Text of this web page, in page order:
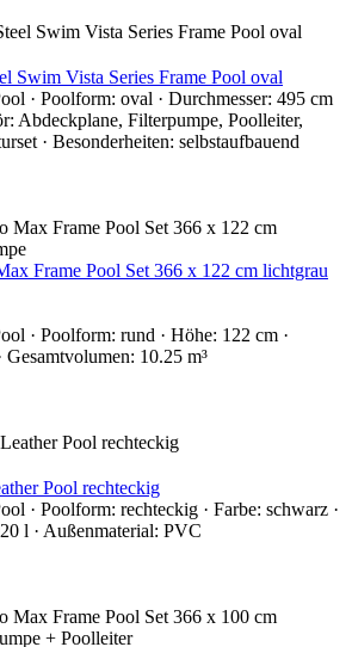
Swim Vista Series Frame Pool oval
· Poolform: oval · Durchmesser: 495 cm
Abdeckplane, Filterpumpe, Poolleiter,
· Besonderheiten: selbstaufbauend
Frame Pool Set 366 x 122 cm lichtgrau
· Poolform: rund · Höhe: 122 cm ·
Gesamtvolumen: 10.25 m³
Pool rechteckig
· Poolform: rechteckig · Farbe: schwarz ·
l · Außenmaterial: PVC